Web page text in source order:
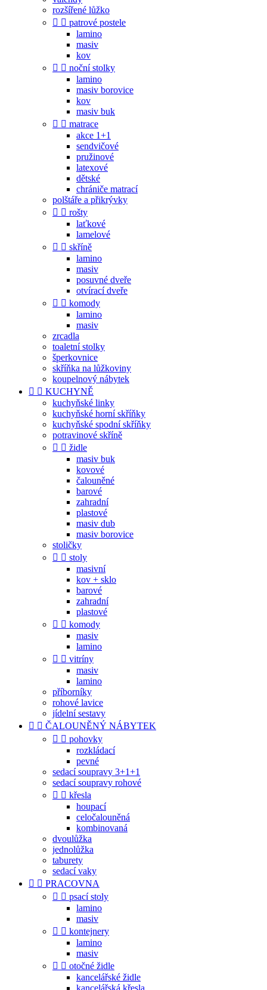
rozšířené lůžko
  patrové postele
lamino
masiv
kov
  noční stolky
lamino
masiv borovice
kov
masiv buk
  matrace
akce 1+1
sendvičové
pružinové
latexové
dětské
chrániče matrací
polštáře a přikrývky
  rošty
laťkové
lamelové
  skříně
lamino
masiv
posuvné dveře
otvírací dveře
  komody
lamino
masiv
zrcadla
toaletní stolky
šperkovnice
skříňka na lůžkoviny
koupelnový nábytek
  KUCHYNĚ
kuchyňské linky
kuchyňské horní skříňky
kuchyňské spodní skříňky
potravinové skříně
  židle
masiv buk
kovové
čalouněné
barové
zahradní
plastové
masiv dub
masiv borovice
stoličky
  stoly
masivní
kov + sklo
barové
zahradní
plastové
  komody
masiv
lamino
  vitríny
masiv
lamino
příborníky
rohové lavice
jídelní sestavy
  ČALOUNĚNÝ NÁBYTEK
  pohovky
rozkládací
pevné
sedací soupravy 3+1+1
sedací soupravy rohové
  křesla
houpací
celočalouněná
kombinovaná
dvoulůžka
jednolůžka
taburety
sedací vaky
  PRACOVNA
  psací stoly
lamino
masiv
  kontejnery
lamino
masiv
  otočné židle
kancelářské židle
kancelářská křesla